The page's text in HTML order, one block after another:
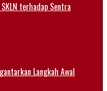
terhadap Sentra
Langkah Awal